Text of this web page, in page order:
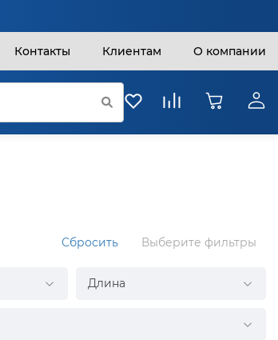
Контакты Клиентам О компании
Сбросить Выберите фильтры
Длина